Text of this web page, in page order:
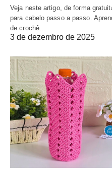
Veja neste artigo, de forma
para cabelo passo a passo.
de crochê…
3 de dezembro de 2025